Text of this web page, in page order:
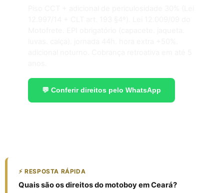
💬 Conferir direitos pelo WhatsApp
⚡ RESPOSTA RÁPIDA
Quais são os direitos do motoboy em Ceará?